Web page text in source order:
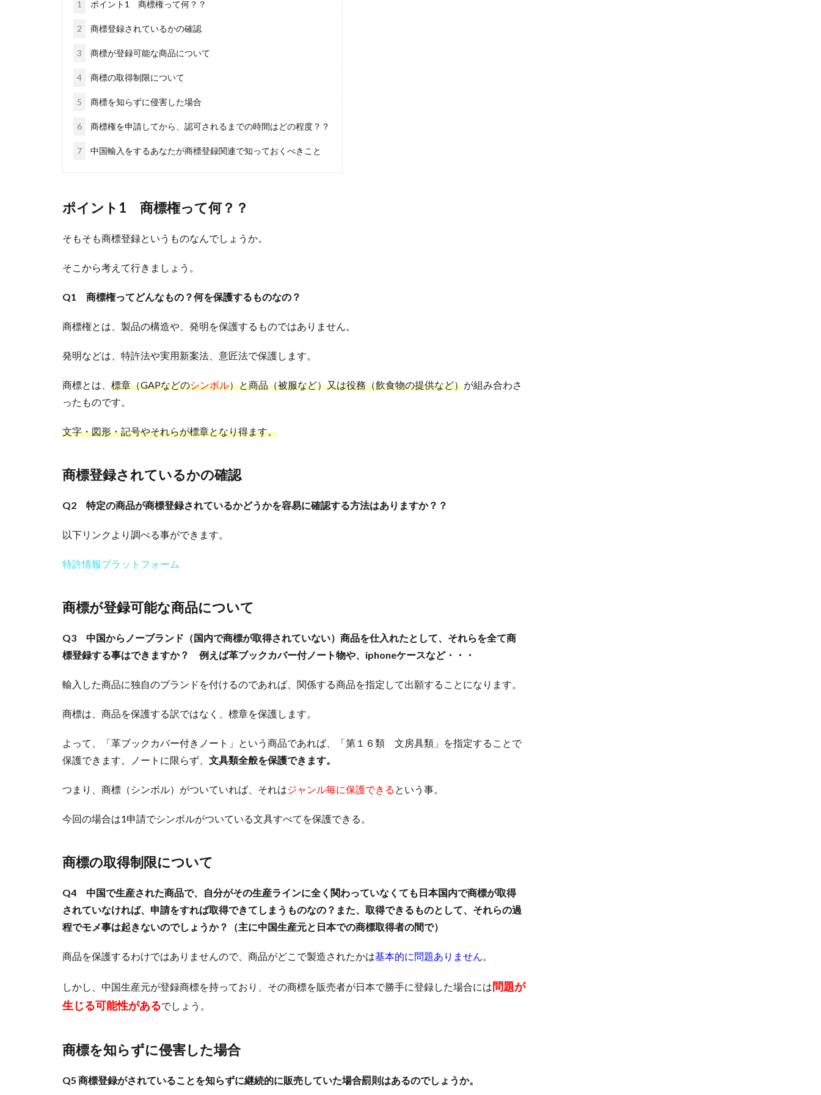
1 ポイント1 商標権って何？？
2 商標登録されているかの確認
3 商標が登録可能な商品について
4 商標の取得制限について
5 商標を知らずに侵害した場合
6 商標権を申請してから、認可されるまでの時間はどの程度？？
7 中国輸入をするあなたが商標登録関連で知っておくべきこと
ポイント1 商標権って何？？
そもそも商標登録というものなんでしょうか。
そこから考えて行きましょう。
Q1 商標権ってどんなもの？何を保護するものなの？
商標権とは、製品の構造や、発明を保護するものではありません。
発明などは、特許法や実用新案法、意匠法で保護します。
商標とは、 標章（GAPなどのシンボル）と商品（被服など）又は役務（飲食物の提供など）が組み合わさ
ったものです。
文字・図形・記号やそれらが標章となり得ます。
商標登録されているかの確認
Q2 特定の商品が商標登録されているかどうかを容易に確認する方法はありますか？？
以下リンクより調べる事ができます。
特許情報プラットフォーム
商標が登録可能な商品について
Q3 中国からノーブランド（国内で商標が取得されていない）商品を仕入れたとして、それらを全て商
標登録する事はできますか？ 例えば革ブックカバー付ノート物や、iphoneケースなど・・・
輸入した商品に独自のブランドを付けるのであれば、関係する商品を指定して出願することになります。
商標は、商品を保護する訳ではなく、標章を保護します。
よって、「革ブックカバー付きノート」という商品であれば、「第１６類 文房具類」を指定することで
保護できます。ノートに限らず、 文具類全般を保護できます。
つまり、商標（シンボル）がついていれば、それはジャンル毎に保護できる という事。
今回の場合は1申請でシンボルがついている文具すべてを保護できる。
商標の取得制限について
Q4 中国で生産された商品で、自分がその生産ラインに全く関わっていなくても日本国内で商標が取得
されていなければ、申請をすれば取得できてしまうものなの？また、取得できるものとして、それらの過
程でモメ事は起きないのでしょうか？
（主に中国生産元と日本での商標取得者の間で）
商品を保護するわけではありませんので、商品がどこで製造されたかは基本的に問題ありません。
しかし、中国生産元が登録商標を持っており、その商標を販売者が日本で勝手に登録した場合には問題が
生じる可能性があるでしょう。
商標を知らずに侵害した場合
Q5 商標登録がされていることを知らずに継続的に販売していた場合罰則はあるのでしょうか。